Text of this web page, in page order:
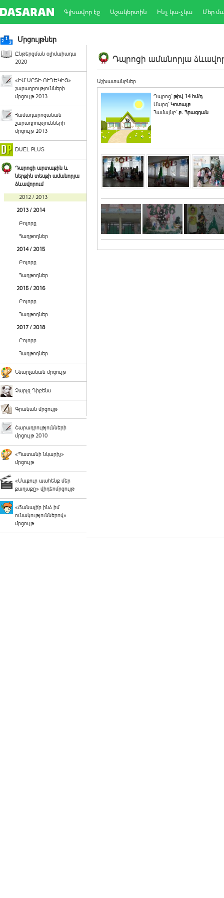
Գլխավոր էջ Աշակերտին Ինչ կա-չկա Մեր
Մրցույթներ
Ընթերցման օլիմպիադա
2020
«ԻՄ ՍՐՏԻ ՈՒՂԵԿԻՑ»
շարադրությունների
մրցույթ 2013
Համադպրոցական
շարադրությունների
մրցույթ 2013
DUEL PLUS
Դպրոցի արտաքին և
ներքին տեսքի ամանորյա
ձևավորում
2012 / 2013
2013 / 2014
Բոլորը
Հաղթողներ
2014 / 2015
Բոլորը
Հաղթողներ
2015 / 2016
Բոլորը
Հաղթողներ
2017 / 2018
Բոլորը
Հաղթողներ
Նկարչական մրցույթ
Չարլզ Դիքենս
Գրական մրցույթ
Շարադրությունների
մրցույթ 2010
«Պատանի նկարիչ»
մրցույթ
«Մաքուր պահենք մեր
քաղաքը» վիդեոմրցույթ
«Ճանաչի՛ր ինձ իմ
ունակություններով»
մրցույթ
Դպրոցի ամանորյա
Աշխատանքներ
Դպրոց`թիվ 14 հմ/դ
Մարզ`Կոտայք
Համայնք`ք. Հրազդան